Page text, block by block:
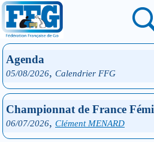
Agenda
05/08/2026, Calendrier FFG
Championnat de France
06/07/2026, Clément MENARD